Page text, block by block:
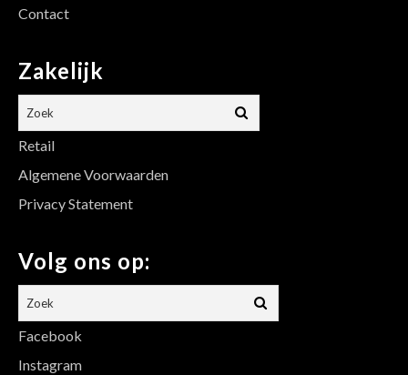
Contact
Zakelijk
Retail
Algemene Voorwaarden
Privacy Statement
Volg ons op:
Facebook
Instagram